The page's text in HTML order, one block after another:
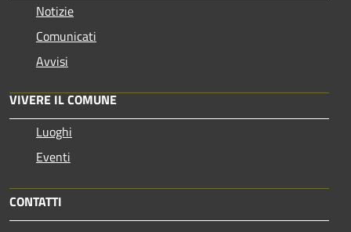
Notizie
Comunicati
Avvisi
VIVERE IL COMUNE
Luoghi
Eventi
CONTATTI